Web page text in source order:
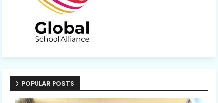
POPULAR POSTS